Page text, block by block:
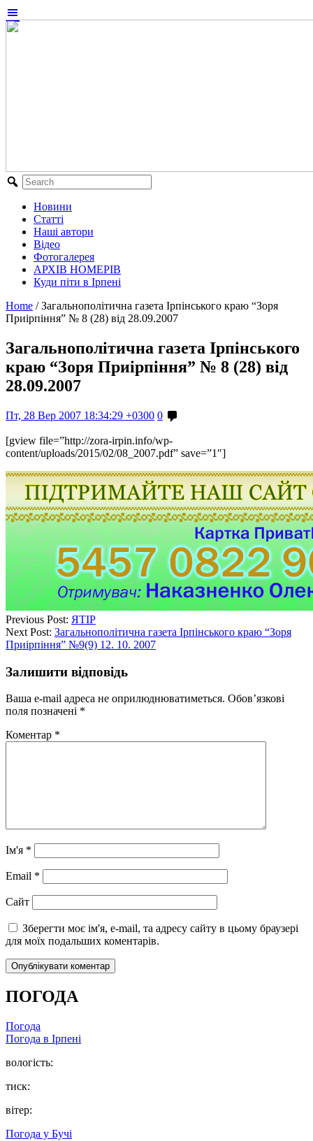
Новини
Статті
Наші автори
Відео
Фотогалерея
АРХІВ НОМЕРІВ
Куди піти в Ірпені
Home / Загальнополітична газета Ірпінського краю “Зоря
Приірпіння” № 8 (28) від 28.09.2007
Загальнополітична газета Ірпінського
краю “Зоря Приірпіння” № 8 (28) від
28.09.2007
Пт, 28 Вер 2007 18:34:29 +0300 0
[gview file=”http://zora-irpin.info/wp-
content/uploads/2015/02/08_2007.pdf” save=”1″]
Previous Post: ЯТІР
Next Post: Загальнополітична газета Ірпінського краю “Зоря
Приірпіння” №9(9) 12. 10. 2007
Залишити відповідь
Ваша e-mail адреса не оприлюднюватиметься. Обов’язкові
поля позначені *
Коментар *
Ім'я *
Email *
Сайт
Зберегти моє ім'я, e-mail, та адресу сайту в цьому браузері
для моїх подальших коментарів.
ПОГОДА
Погода
Погода в Ірпені
вологість:
тиск:
вітер:
Погода у Бучі